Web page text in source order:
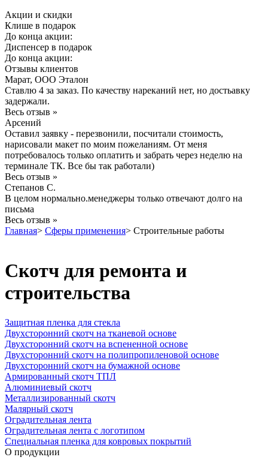
Акции и скидки
Клише в подарок
До конца акции:
Диспенсер в подарок
До конца акции:
Отзывы клиентов
Марат, ООО Эталон
Ставлю 4 за заказ. По качеству нареканий нет, но достьавку
задержали.
Весь отзыв »
Арсений
Оставил заявку - перезвонили, посчитали стоимость,
нарисовали макет по моим пожеланиям. От меня
потребовалось только оплатить и забрать через неделю на
терминале ТК. Все бы так работали)
Весь отзыв »
Степанов С.
В целом нормально.менеджеры только отвечают долго на
письма
Весь отзыв »
Главная> Сферы применения> Строительные работы
Скотч для ремонта и
строительства
Защитная пленка для стекла
Двухсторонний скотч на тканевой основе
Двухсторонний скотч на вспененной основе
Двухсторонний скотч на полипропиленовой основе
Двухсторонний скотч на бумажной основе
Армированный скотч ТПЛ
Алюминиевый скотч
Металлизированный скотч
Малярный скотч
Оградительная лента
Оградительная лента с логотипом
Специальная пленка для ковровых покрытий
О продукции